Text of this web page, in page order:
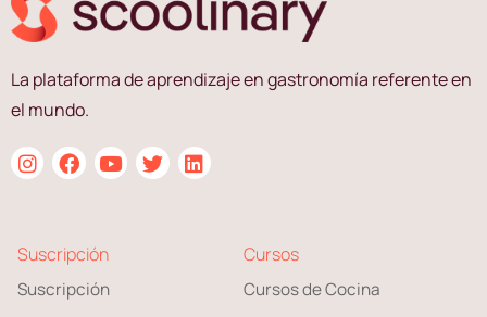
La plataforma de aprendizaje en gastronomía referente en
el mundo.
Suscripción
Suscripción
Cursos
Cursos de Cocina